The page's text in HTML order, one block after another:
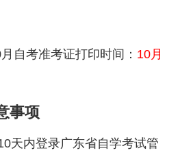
自考准考证打印时间： 10月
事项
天内登录广东省自学考试管